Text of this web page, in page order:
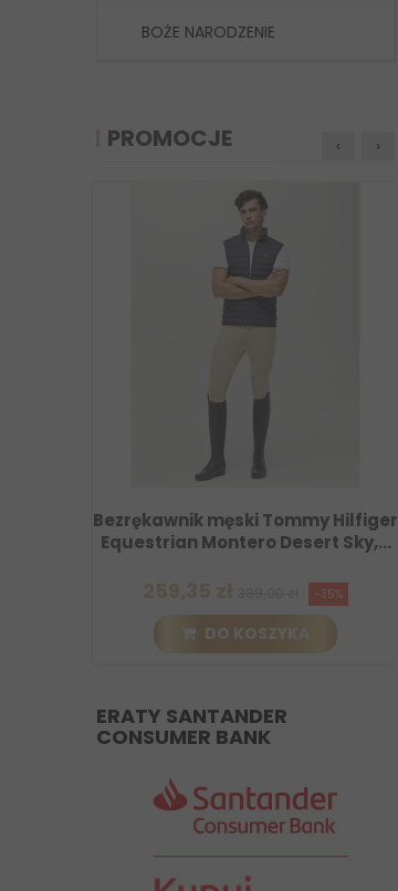
BOŻE NARODZENIE
PROMOCJE
Bezrękawnik męski Tommy Hilfiger
Equestrian Montero Beige, beżowy
-35%
DO KOSZYKA
‹ ›
ERATY SANTANDER
CONSUMER BANK